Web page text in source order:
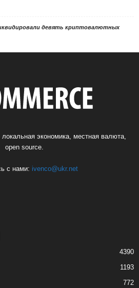
девять криптовалютных
экономика, местная валюта,
open source.
с нами: ivenco@ukr.net
4390
1193
772